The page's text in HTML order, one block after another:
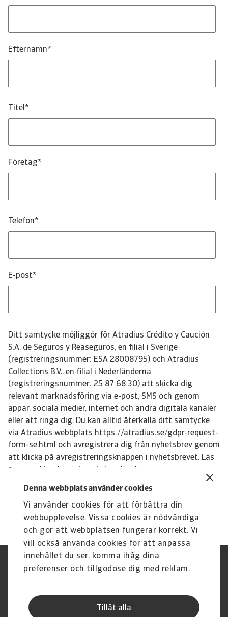
Denna webbplats använder cookies
Vi använder cookies för att förbättra din
webbupplevelse. Vissa cookies är nödvändiga
och gör att webbplatsen fungerar korrekt. Vi
vill också använda cookies för att anpassa
innehållet du ser, komma ihåg dina
preferenser och tillgodose dig med reklam.
Tillåt alla
Efternamn*
Titel *
Företag*
Telefon*
E-post*
Ditt samtycke möjliggör för Atradius Crédito y Caución
S.A. de Seguros y Reaseguros, en filial i Sverige
(registreringsnummer: ESA 28008795) och Atradius
Collections B.V., en filial i Nederländerna
(registreringsnummer: 25 87 68 30) att skicka dig
relevant marknadsföring via e-post, SMS och genom
appar, sociala medier, internet och andra digitala kanaler
eller att ringa dig. Du kan alltid återkalla ditt samtycke
via Atradius webbplats https://atradius.se/gdpr-request-
form-se.html och avregistrera dig från nyhetsbrev genom
att klicka på avregistreringsknappen i nyhetsbrevet. Läs
mer om Atradius integritetspolicy här:
Integritetspolicy
Privacy Statement
Driftstatus
Whistleblowing
Karriär